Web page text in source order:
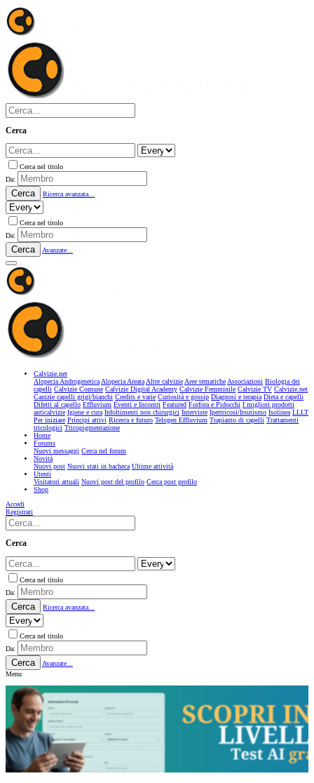
Cerca
Cerca nel titolo
Da:
Cerca Ricerca avanzata...
Cerca nel titolo
Da:
Cerca Avanzate...
Calvizie.net
Alopecia AndrogeneticaAlopecia AreataAltre calvizieAree tematicheAssociazioni Biologia dei
capelli Calvizie Comune Calvizie Digital Academy Calvizie Femminile Calvizie TV Calvizie.net
Canizie capelli grigi/bianchi Credits e varie Curiosità e gossip Diagnosi e terapia Dieta e capelli
Difetti al capello Effluvium Eventi e Incontri Featured Forfora e Pidocchi I migliori prodotti
anticalvizie Igiene e cura Infoltimenti non chirurgici Interviste Ipertricosi/Irsutismo Isolinea LLLT
Per iniziare Principi attivi Ricerca e futuro Telogen Effluvium Trapianto di capelli Trattamenti
tricologici Tricopigmentazione
Home
Forums
Nuovi messaggi Cerca nel forum
Novità
Nuovi post Nuovi stati in bacheca Ultime attività
Utenti
Visitatori attuali Nuovi post del profilo Cerca post profilo
Shop
Accedi
Registrati
Cerca
Cerca nel titolo
Da:
Cerca Ricerca avanzata...
Cerca nel titolo
Da:
Cerca
Avanzate...
Menu